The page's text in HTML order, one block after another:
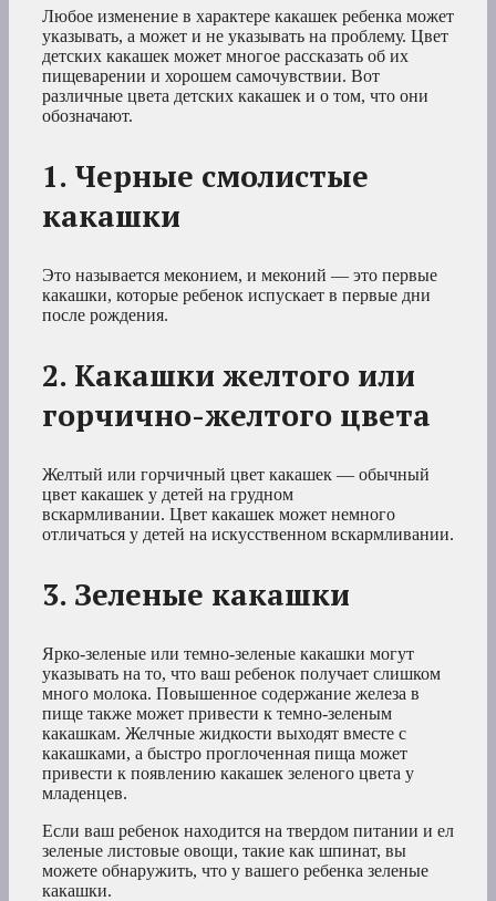
Любое изменение в характере какашек ребенка может
указывать, а может и не указывать на проблему. Цвет
детских какашек может многое рассказать об их
пищеварении и хорошем самочувствии. Вот
различные цвета детских какашек и о том, что они
обозначают.
1. Черные смолистые
какашки
Это называется меконием, и меконий — это первые
какашки, которые ребенок испускает в первые дни
после рождения.
2. Какашки желтого или
горчично-желтого цвета
Желтый или горчичный цвет какашек — обычный
цвет какашек у детей на грудном
вскармливании. Цвет какашек может немного
отличаться у детей на искусственном вскармливании.
3. Зеленые какашки
Ярко-зеленые или темно-зеленые какашки могут
указывать на то, что ваш ребенок получает слишком
много молока. Повышенное содержание железа в
пище также может привести к темно-зеленым
какашкам. Желчные жидкости выходят вместе с
какашками, а быстро проглоченная пища может
привести к появлению какашек зеленого цвета у
младенцев.
Если ваш ребенок находится на твердом питании и ел
зеленые листовые овощи, такие как шпинат, вы
можете обнаружить, что у вашего ребенка зеленые
какашки.